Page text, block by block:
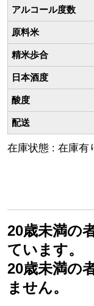
アルコール度数
原料米
精米歩合
日本酒度
酸度
配送
在庫状態 : 在庫有
20歳未満の
ています。
20歳未満の
ません。